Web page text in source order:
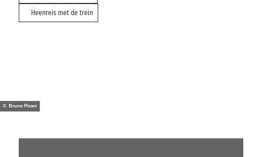
Heenreis met de trein
© Bruno Pisani